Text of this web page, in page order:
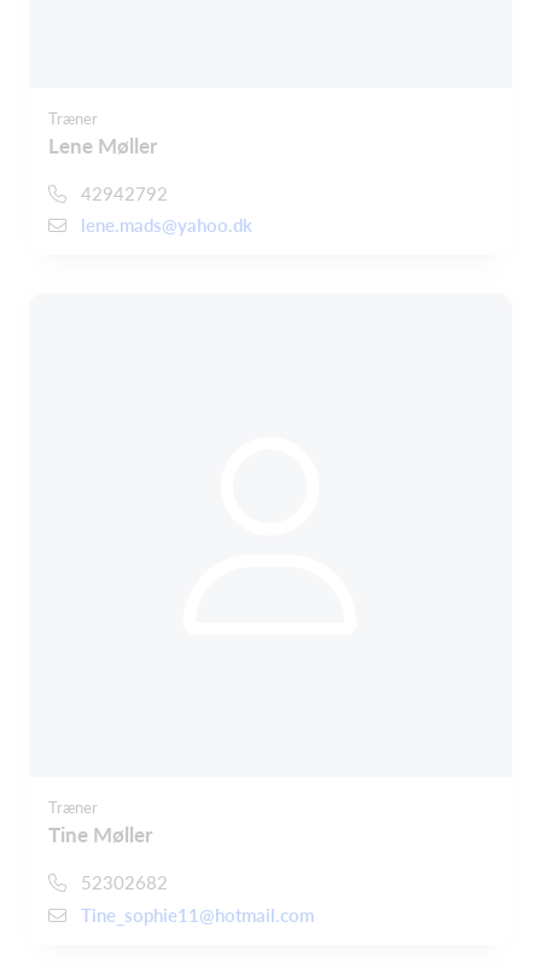
Træner
Lene Møller
42942792
lene.mads@yahoo.dk
Træner
Tine Møller
52302682
Tine_sophie11@hotmail.com